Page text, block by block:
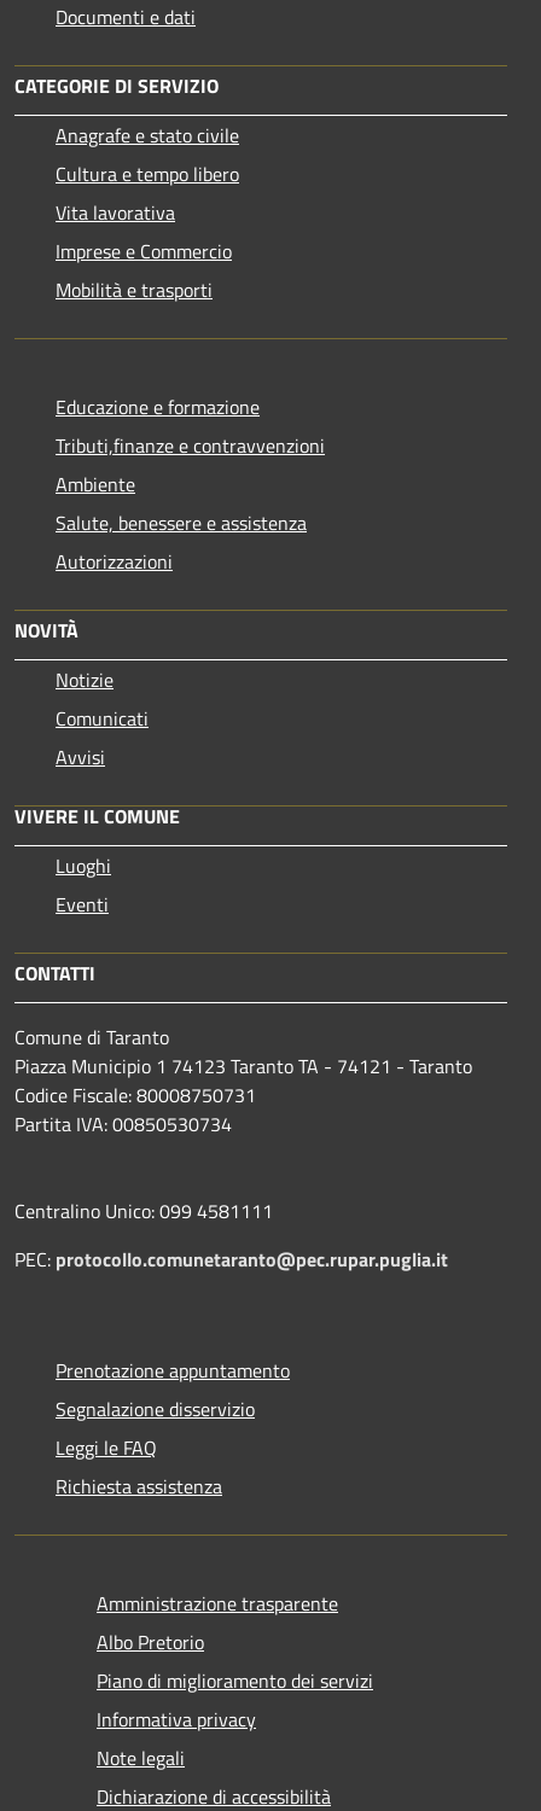
Documenti e dati
CATEGORIE DI SERVIZIO
Anagrafe e stato civile
Cultura e tempo libero
Vita lavorativa
Imprese e Commercio
Mobilità e trasporti
Educazione e formazione
Tributi,finanze e contravvenzioni
Ambiente
Salute, benessere e assistenza
Autorizzazioni
NOVITÀ
Notizie
Comunicati
Avvisi
VIVERE IL COMUNE
Luoghi
Eventi
CONTATTI
Comune di Taranto
Piazza Municipio 1 74123 Taranto TA - 74121 - Taranto
Codice Fiscale: 80008750731
Partita IVA: 00850530734
Centralino Unico: 099 4581111
PEC: protocollo.comunetaranto@pec.rupar.puglia.it
Prenotazione appuntamento
Segnalazione disservizio
Leggi le FAQ
Richiesta assistenza
Amministrazione trasparente
Albo Pretorio
Piano di miglioramento dei servizi
Informativa privacy
Note legali
Dichiarazione di accessibilità